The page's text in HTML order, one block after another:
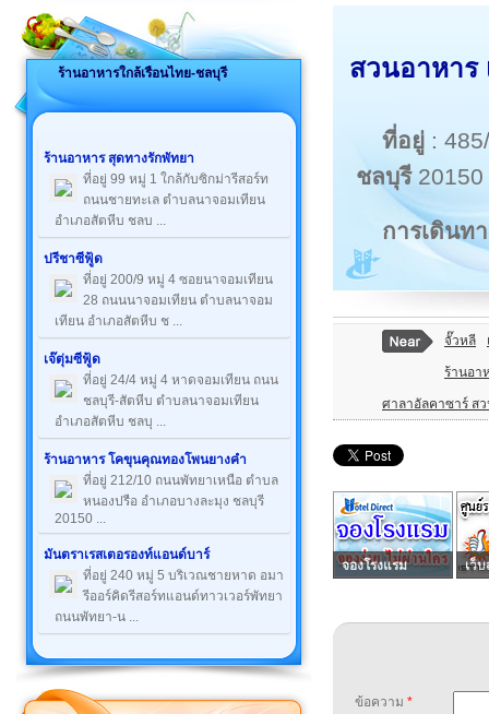
ร้านอาหารใกล้เรือนไทย-ชลบุรี
ร้านอาหาร สุดทางรักพัทยา
ที่อยู่ 99 หมู่ 1 ใกล้กับซิกม่ารีสอร์ท
ถนนชายทะเล ตำบลนาจอมเทียน
อำเภอสัตหีบ ชลบ ...
ปรีชาซีฟู้ด
ที่อยู่ 200/9 หมู่ 4 ซอยนาจอมเทียน
28 ถนนนาจอมเทียน ตำบลนาจอม
เทียน อำเภอสัตหีบ ช ...
เจ๊ตุ่มซีฟู้ด
ที่อยู่ 24/4 หมู่ 4 หาดจอมเทียน ถนน
ชลบุรี-สัตหีบ ตำบลนาจอมเทียน
อำเภอสัตหีบ ชลบุ ...
ร้านอาหาร โคขุนคุณทองโพนยางคำ
ที่อยู่ 212/10 ถนนพัทยาเหนือ ตำบล
หนองปรือ อำเภอบางละมุง ชลบุรี
20150 ...
มันตราเรสเตอรองท์แอนด์บาร์
ที่อยู่ 240 หมู่ 5 บริเวณชายหาด อมา
รีออร์คิดรีสอร์ทแอนด์ทาวเวอร์พัทยา
ถนนพัทยา-น ...
สวนอาหาร
ที่อยู่ :
ชลบุรี20150
การเดินท
จั๊วหลี
ร้านอา
ศาลาอัลคาซาร์ ส
จองโรงแรม เว็บ
ข้อความ *